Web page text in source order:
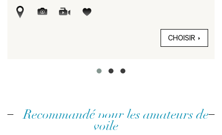
CHOISIR
Recommandé pour les amateurs de
voile